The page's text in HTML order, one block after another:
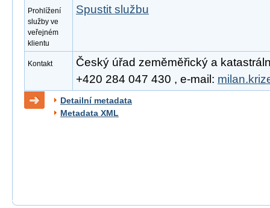
Prohlížení
služby ve
veřejném
klientu
Spustit službu
Kontakt
Český úřad zeměměřický a
+420 284 047 430 , e-mail:
Detailní metadata
Metadata XML